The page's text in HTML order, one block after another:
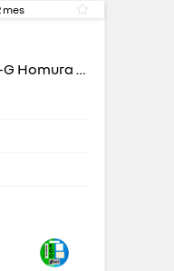
mes
Mazda 2.0 e-Skyactiv-G Homura 90kW